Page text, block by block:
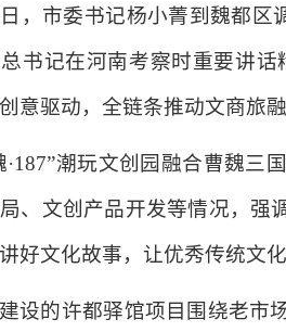
，市委书记杨小菁到魏都区
书记在河南考察时重要讲
意驱动，全链条推动文商旅
·187”潮玩文创园融合曹魏三
、文创产品开发等情况，强
好文化故事，让优秀传统文化
设的许都驿馆项目围绕老市